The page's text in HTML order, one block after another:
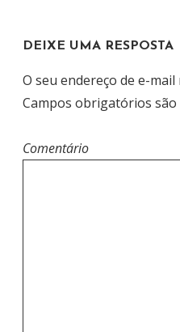
E
P
O
T
DEIXE UMA RESPOSTA
O seu endereço de e-
Campos obrigatórios são
Comentário